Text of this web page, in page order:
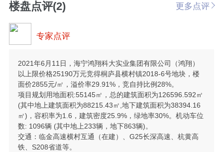
楼盘点评(2) 更多点评
专家点评
2021年6月11日，海宁鸿翔科大实业集团有限公司（鸿翔）
以上限价格25190万元竞得桐庐县横村镇2018-6号地块，楼
面价2855元/㎡，溢价率29.91%，竞自持比例28%。
项目规划用地面积:55145㎡，总的建筑面积为126596.592㎡
(其中地上建筑面积为88215.43㎡,地下建筑面积为38394.16
㎡)，容积率为1.6，建筑密度25.9%，绿地率30%。机动车位
数: 1096辆 (其中地上233辆，地下863辆)。
交通：临金高速横村互通（在建）、G25长深高速、杭黄高
铁、S208省道等。